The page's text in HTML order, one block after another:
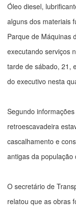
Óleo diesel,
alguns dos materiais
Parque de Máquinas
executando serviços
tarde de sábado, 21,
do executivo nesta
Segundo
retroescavadeira
cascalhamento e
antigas da população
O secretário de
relatou que as obras